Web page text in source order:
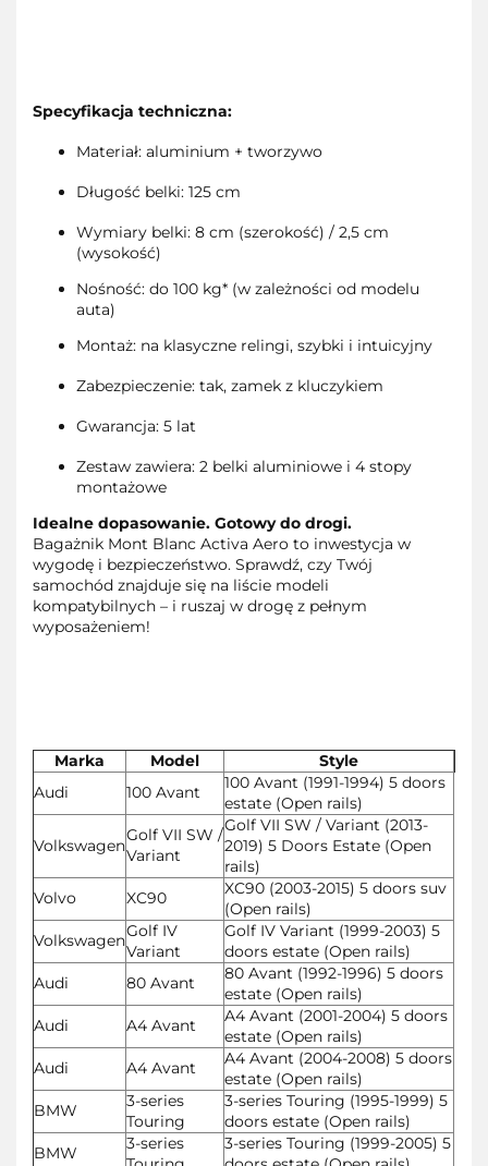
Specyfikacja techniczna:
Materiał: aluminium + tworzywo
Długość belki: 125 cm
Wymiary belki: 8 cm (szerokość) / 2,5 cm
(wysokość)
Nośność: do 100 kg* (w zależności od modelu
auta)
Montaż: na klasyczne relingi, szybki i intuicyjny
Zabezpieczenie: tak, zamek z kluczykiem
Gwarancja: 5 lat
Zestaw zawiera: 2 belki aluminiowe i 4 stopy
montażowe
Idealne dopasowanie. Gotowy do drogi.
Bagażnik Mont Blanc Activa Aero to inwestycja w
wygodę i bezpieczeństwo. Sprawdź, czy Twój
samochód znajduje się na liście modeli
kompatybilnych – i ruszaj w drogę z pełnym
wyposażeniem!
Marka Model
Style
Audi
100 Avant
100 Avant (1991-1994) 5 doors
estate (Open rails)
Volkswagen
Golf VII SW /
Variant
Golf VII SW / Variant (2013-
2019) 5 Doors Estate (Open
rails)
Volvo
XC90
XC90 (2003-2015) 5 doors suv
(Open rails)
VolkswagenGolf IV
Variant
Golf IV Variant (1999-2003) 5
doors estate (Open rails)
Audi
80 Avant
80 Avant (1992-1996) 5 doors
estate (Open rails)
Audi
A4 Avant
A4 Avant (2001-2004) 5 doors
estate (Open rails)
Audi
A4 Avant
A4 Avant (2004-2008) 5 doors
estate (Open rails)
BMW
3-series
Touring
3-series Touring (1995-1999) 5
doors estate (Open rails)
BMW
3-series
3-series Touring (1999-2005) 5